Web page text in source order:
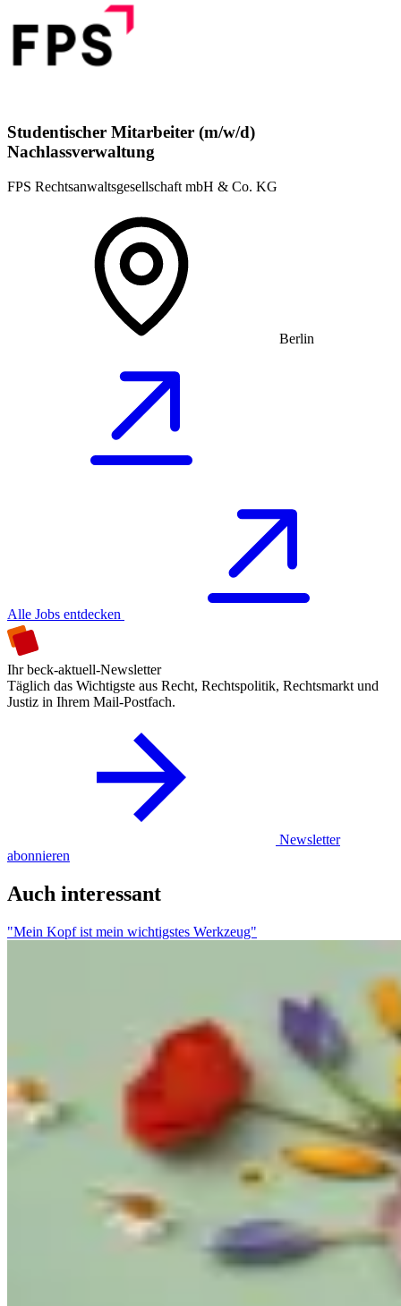
Studentischer Mitarbeiter (m/w/d)
Nachlassverwaltung
FPS Rechtsanwaltsgesellschaft mbH & Co. KG
Berlin
Alle Jobs entdecken
Ihr beck-aktuell-Newsletter
Täglich das Wichtigste aus Recht, Rechtspolitik, Rechtsmarkt und
Justiz in Ihrem Mail-Postfach.
Newsletter
abonnieren
Auch interessant
"Mein Kopf ist mein wichtigstes Werkzeug"